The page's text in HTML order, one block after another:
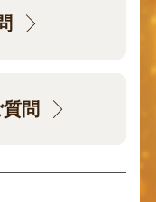
問